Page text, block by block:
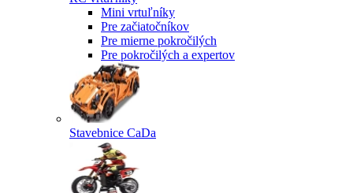
Mini vrtuľníky
Pre začiatočníkov
Pre mierne pokročilých
Pre pokročilých a expertov
Stavebnice CaDa